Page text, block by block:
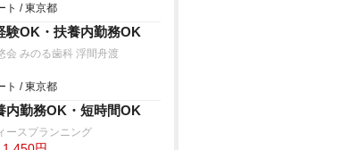
ト / 東京都
験OK・扶養内勤務OK
会 みのる歯科 浮間舟渡
ト / 東京都
内勤務OK・短時間OK
ースプランニング